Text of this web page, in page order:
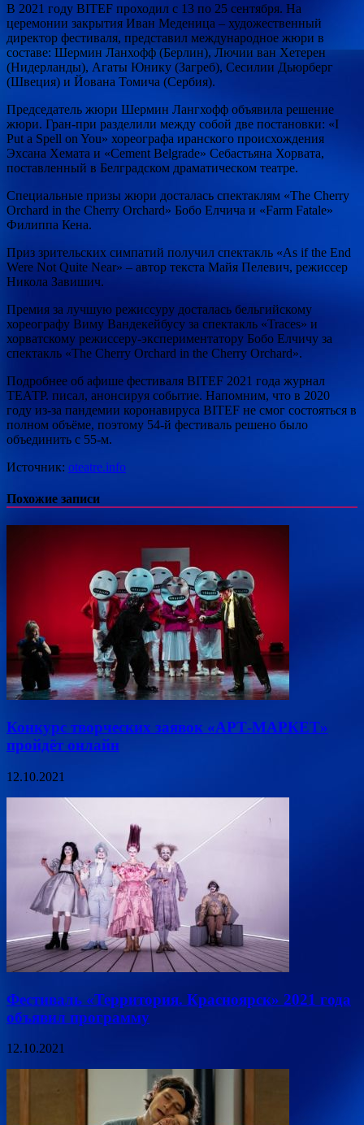
В 2021 году BITEF проходил с 13 по 25 сентября. На
церемонии закрытия Иван Меденица – художественный
директор фестиваля, представил международное жюри в
составе: Шермин Ланхофф (Берлин), Лючии ван Хетерен
(Нидерланды), Агаты Юнику (Загреб), Сесилии Дьюрберг
(Швеция) и Йована Томича (Сербия).
Председатель жюри Шермин Лангхофф объявила решение
жюри. Гран-при разделили между собой две постановки: «I
Put a Spell on You» хореографа иранского происхождения
Эхсана Хемата и «Cement Belgrade» Себастьяна Хорвата,
поставленный в Белградском драматическом театре.
Специальные призы жюри досталась спектаклям «The Cherry
Orchard in the Cherry Orchard» Бобо Елчича и «Farm Fatale»
Филиппа Кена.
Приз зрительских симпатий получил спектакль «As if the End
Were Not Quite Near» – автор текста Майя Пелевич, режиссер
Никола Завишич.
Премия за лучшую режиссуру досталась бельгийскому
хореографу Виму Вандекейбусу за спектакль «Traces» и
хорватскому режиссеру-экспериментатору Бобо Елчичу за
спектакль «The Cherry Orchard in the Cherry Orchard».
Подробнее об афише фестиваля BITEF 2021 года журнал
ТЕАТР. писал, анонсируя событие. Напомним, что в 2020
году из-за пандемии коронавируса BITEF не смог состояться в
полном объёме, поэтому 54-й фестиваль решено было
объединить с 55-м.
Источник: oteatre.info
Похожие записи
Конкурс творческих заявок «АРТ-МАРКЕТ»
пройдёт онлайн
12.10.2021
Фестиваль «Территория. Красноярск» 2021 года
объявил программу
12.10.2021